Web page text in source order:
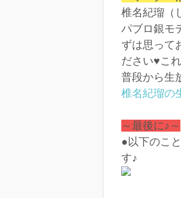
椎名紀瑠（
パブロ銀モ
ずは思って
ださい♥こ
普段から生
椎名紀瑠の
～最後に♪～
●以下のこ
す♪